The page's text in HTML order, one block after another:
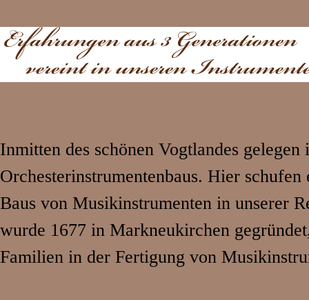
Inmitten des schönen Vogtlandes
Orchesterinstrumentenbaus. Hier
Baus von Musikinstrumenten in unserer
wurde 1677 in Markneukirchen
Familien in der Fertigung von